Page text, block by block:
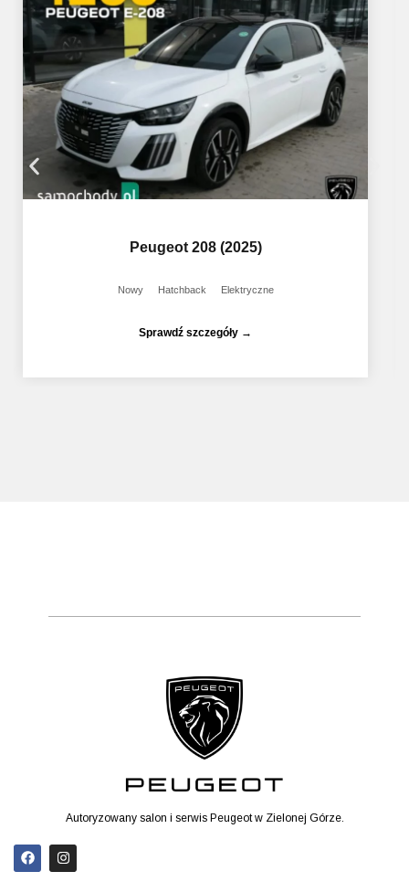
Peugeot 208 (2025)
Nowy Hatchback Elektryczne
Sprawdź szczegóły →
Autoryzowany salon i serwis Peugeot w Zielonej Górze.